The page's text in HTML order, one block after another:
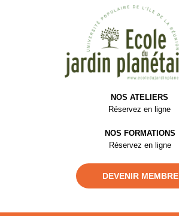
NOS ATELIERS
Réservez en ligne
NOS FORMATIONS
Réservez en ligne
DEVENIR MEMBRE